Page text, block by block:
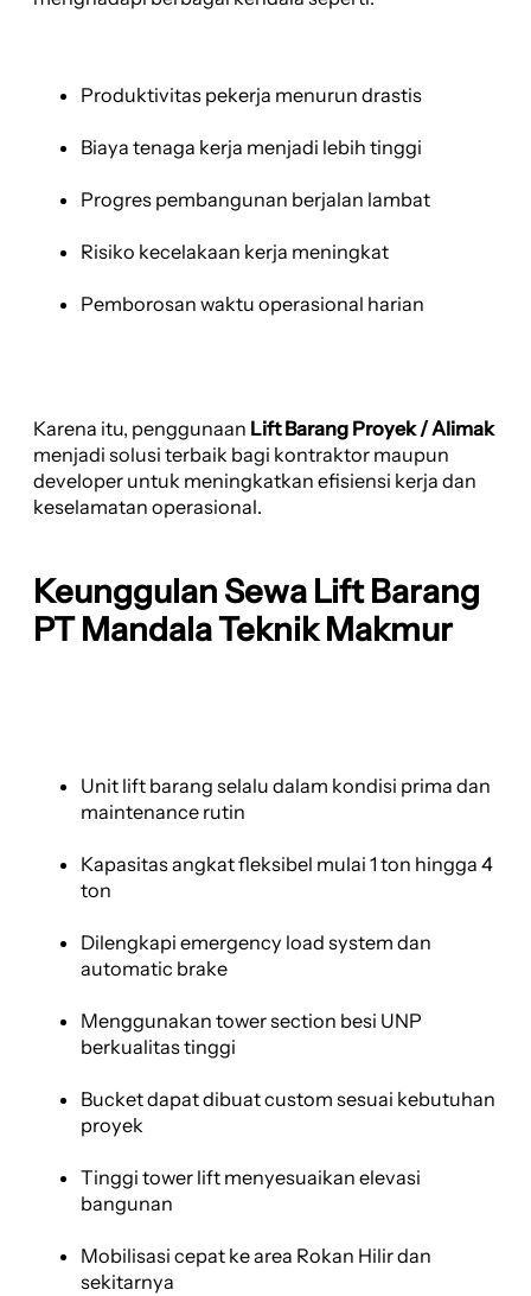
Produktivitas pekerja menurun drastis
Biaya tenaga kerja menjadi lebih tinggi
Progres pembangunan berjalan lambat
Risiko kecelakaan kerja meningkat
Pemborosan waktu operasional harian
Karena itu, penggunaan Lift Barang Proyek / Alimak
menjadi solusi terbaik bagi kontraktor maupun
developer untuk meningkatkan efisiensi kerja dan
keselamatan operasional.
Keunggulan Sewa Lift Barang
PT Mandala Teknik Makmur
Unit lift barang selalu dalam kondisi prima dan
maintenance rutin
Kapasitas angkat fleksibel mulai 1 ton hingga 4
ton
Dilengkapi emergency load system dan
automatic brake
Menggunakan tower section besi UNP
berkualitas tinggi
Bucket dapat dibuat custom sesuai kebutuhan
proyek
Tinggi tower lift menyesuaikan elevasi
bangunan
Mobilisasi cepat ke area Rokan Hilir dan
sekitarnya